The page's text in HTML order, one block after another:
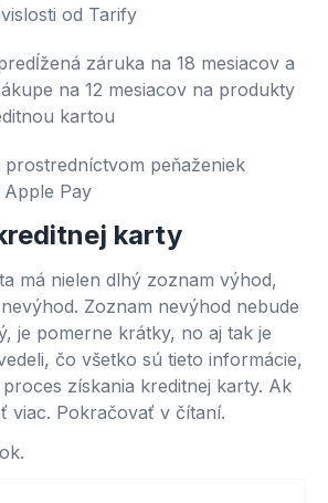
od Tarify
záruka na 18 mesiacov a
na 12 mesiacov na produkty
kartou
peňaženiek
Apple Pay
karty
má nielen dlhý zoznam výhod,
Zoznam nevýhod nebude
je pomerne krátky, no aj tak je
čo všetko sú tieto informácie,
získania kreditnej karty. Ak
viac. Pokračovať v čítaní.